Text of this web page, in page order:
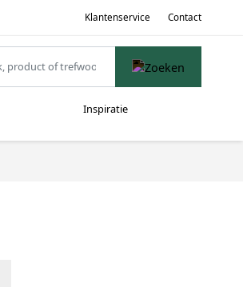
Klantenservice Contact
Inspiratie